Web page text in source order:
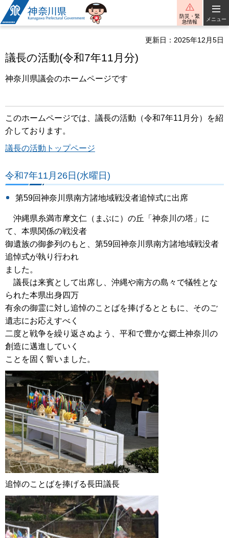
神奈川県
防災・緊
急情報
メニュー
更新日：2025年12月5日
議長の活動(令和7年11月分)
神奈川県議会のホームページです
こ のホームページでは、議長の活動（令和7年11月分）を紹
介しております。
議長の活動トップページ
令和7年11月26日(水曜日)
第59回神奈川県南方諸地域戦没者追悼式に出席
沖縄県糸満市摩文仁（まぶに）の丘「神奈川の塔」に
て、本県関係の戦没者
御遺族の御参列のもと、第59回神奈川県南方諸地域戦没者
追悼式が執り行われ
ました。
議長は来賓として出席し、沖縄や南方の島々で犠牲とな
られた本県出身四万
有余の御霊に対し追悼のことばを捧げるとともに、そのご
遺志にお応えすべく
二度と戦争を繰り返さぬよう、平和で豊かな郷土神奈川の
創造に邁進していく
ことを固く誓いました。
追悼のことばを捧げる長田議長